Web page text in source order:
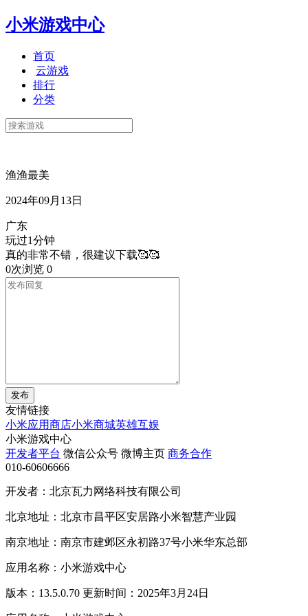
小米游戏中心
首页
云游戏
排行
分类
渔渔最美
2024年09月13日
广东
玩过1分钟
真的非常不错，很建议下载🥰🥰
0次浏览 0
发布
友情链接
小米应用商店小米商城英雄互娱
小米游戏中心
开发者平台 微信公众号 微博主页 商务合作
010-60606666
开发者：北京瓦力网络科技有限公司
北京地址：北京市昌平区安居路小米智慧产业园
南京地址：南京市建邺区永初路37号小米华东总部
应用名称：小米游戏中心
版本：13.5.0.70 更新时间：2025年3月24日